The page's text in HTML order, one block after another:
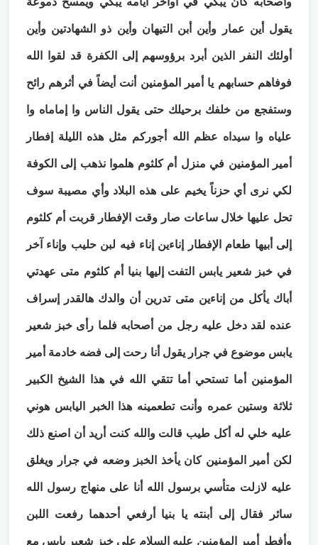
يقول أين عمار وأين أبن التيهان وأين ذو الشهادتين وأين
أولئك النفر الذين أبرد برؤوسهم إلى الكفرة قد لقوا الله
فوفاهم حسابهم يا أمير المؤمنين أنت أيضاً في أثرهم رائح
وستفجع من خلفك برحيلك حتى يقول الناس وا إماماه وا
علياه وا سيداه عظم الله أجوركم مثل هذه الليلة إفطار
أمير المؤمنين في منزل أم كلثوم هلموا نذهب إلى الكوفة
لكي نرى أي حزناً يخيم على هذه البلاد وأي مصيبة سوف
تحل عليها خلال ساعات صار وقت الإفطار قربت أم كلثوم
إلى أبيها طعام الإفطار إناءين إناء فيه لبن حليب وإناء آخر
في خبز شعير يابس التفت إليها بنيا أم كلثوم متى عهدتي
أباك يأكل من إناءين متى تدرين أن والدك هالقدر إسراف
عنده لقد دخل عليه رجل من أصحابه فلما رأى خبز شعير
يابس موضوع في جرار يقول أنا رحت إلى فضه خادمة أمير
المؤمنين أما تستحي أما تتقي الله في هذا الشيخ الكبير
ثلاثة وستين عمره وأنت تطعمينه هذا الخبر اليابس هوني
عليه خلي له أكل طيب قالت والله كنت أريد أن اصنع ذلك
لكن أمير المؤمنين كان يأخذ الخبز وضعه في جرار ويغلق
عليه لازلت متأسي برسول الله أنا على منهاج رسول الله
سائر فقال إلى أبنته يا بنيا أرفعي أحدهما رفعت اللبن
وأفطر أمير المؤمنين عليه السلام على خبز شعير يابس مع